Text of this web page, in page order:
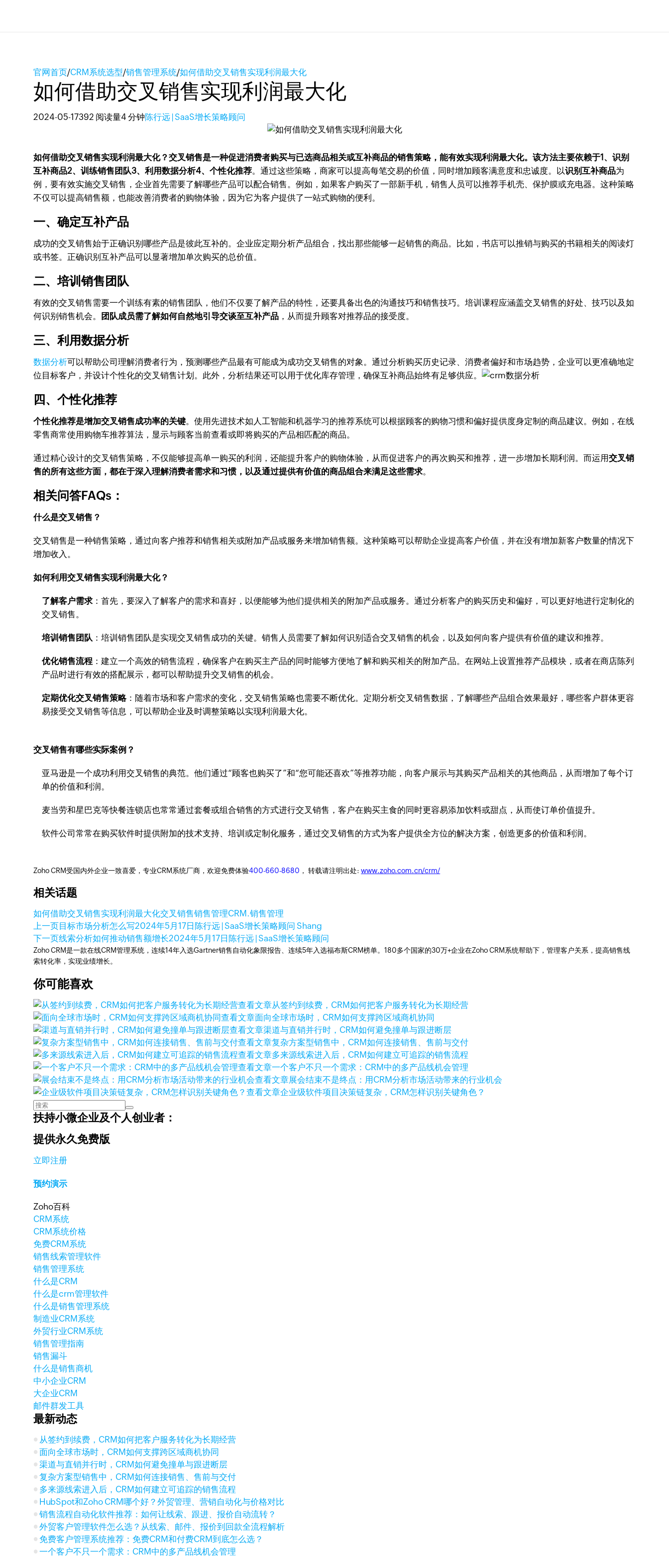
官网首页/CRM系统选型/销售管理系统/如何借助交叉销售实现利润最大化
如何借助交叉销售实现利润最大化
2024-05-17392 阅读量4 分钟陈行远 | SaaS增长策略顾问
如何借助交叉销售实现利润最大化？交叉销售是一种促进消费者购买与已选商品相关或互补商品的销售策略，能有效实现利润最大化。该方法主要依赖于1、识别
互补商品2、训练销售团队3、利用数据分析4、个性化推荐。通过这些策略，商家可以提高每笔交易的价值，同时增加顾客满意度和忠诚度。以识别互补商品为
例，要有效实施交叉销售，企业首先需要了解哪些产品可以配合销售。例如，如果客户购买了一部新手机，销售人员可以推荐手机壳、保护膜或充电器。这种策略
不仅可以提高销售额，也能改善消费者的购物体验，因为它为客户提供了一站式购物的便利。
一、确定互补产品
成功的交叉销售始于正确识别哪些产品是彼此互补的。企业应定期分析产品组合，找出那些能够一起销售的商品。比如，书店可以推销与购买的书籍相关的阅读灯
或书签。正确识别互补产品可以显著增加单次购买的总价值。
二、培训销售团队
有效的交叉销售需要一个训练有素的销售团队，他们不仅要了解产品的特性，还要具备出色的沟通技巧和销售技巧。培训课程应涵盖交叉销售的好处、技巧以及如
何识别销售机会。
团队成员需了解如何自然地引导交谈至互补产品 ，从而提升顾客对推荐品的接受度。
三、利用数据分析
数据分析可以帮助公司理解消费者行为，预测哪些产品最有可能成为成功交叉销售的对象。通过分析购买历史记录、消费者偏好和市场趋势，企业可以更准确地定
位目标客户，并设计个性化的交叉销售计划。此外，分析结果还可以用于优化库存管理，确保互补商品始终有足够供应。
四、个性化推荐
个性化推荐是增加交叉销售成功率的关键。使用先进技术如人工智能和机器学习的推荐系统可以根据顾客的购物习惯和偏好提供度身定制的商品建议。例如，在线
零售商常使用购物车推荐算法，显示与顾客当前查看或即将购买的产品相匹配的商品。
通过精心设计的交叉销售策略，不仅能够提高单一购买的利润，还能提升客户的购物体验，从而促进客户的再次购买和推荐，进一步增加长期利润。而运用交叉销
售的所有这些方面，都在于深入理解消费者需求和习惯，以及通过提供有价值的商品组合来满足这些需求。
相关问答FAQs：
什么是交叉销售？
交叉销售是一种销售策略，通过向客户推荐和销售相关或附加产品或服务来增加销售额。这种策略可以帮助企业提高客户价值，并在没有增加新客户数量的情况下
增加收入。
如何利用交叉销售实现利润最大化？
了解客户需求：首先，要深入了解客户的需求和喜好，以便能够为他们提供相关的附加产品或服务。通过分析客户的购买历史和偏好，可以更好地进行定制化的
交叉销售。
培训销售团队 ：培训销售团队是实现交叉销售成功的关键。销售人员需要了解如何识别适合交叉销售的机会，以及如何向客户提供有价值的建议和推荐。
优化销售流程 ：建立一个高效的销售流程，确保客户在购买主产品的同时能够方便地了解和购买相关的附加产品。在网站上设置推荐产品模块，或者在商店陈列
产品时进行有效的搭配展示，都可以帮助提升交叉销售的机会。
定期优化交叉销售策略：随着市场和客户需求的变化，交叉销售策略也需要不断优化。定期分析交叉销售数据，了解哪些产品组合效果最好，哪些客户群体更容
易接受交叉销售等信息，可以帮助企业及时调整策略以实现利润最大化。
交叉销售有哪些实际案例？
亚马逊是一个成功利用交叉销售的典范。他们通过“顾客也购买了”和“您可能还喜欢”等推荐功能，向客户展示与其购买产品相关的其他商品，从而增加了每个订
单的价值和利润。
麦当劳和星巴克等快餐连锁店也常常通过套餐或组合销售的方式进行交叉销售，客户在购买主食的同时更容易添加饮料或甜点，从而使订单价值提升。
软件公司常常在购买软件时提供附加的技术支持、培训或定制化服务，通过交叉销售的方式为客户提供全方位的解决方案，创造更多的价值和利润。
Zoho CRM受国内外企业一致喜爱，专业CRM系统厂商，欢迎免费体验400-660-8680 ， 转载请注明出处:www.zoho.com.cn/crm/
相关话题
如何借助交叉销售实现利润最大化交叉销售销售管理CRM.销售管理
上一页目标市场分析怎么写2024年5月17日 陈行远 | SaaS增长策略顾问 Shang
下一页线索分析如何推动销售额增长2024年5月17日 陈行远 | SaaS增长策略顾问
Zoho CRM是一款在线CRM管理系统，连续14年入选Gartner销售自动化象限报告、连续5年入选福布斯CRM榜单。180多个国家的30万+企业在Zoho CRM系统帮助下，管理客户关系，提高销售线
索转化率，实现业绩增长。
你可能喜欢
查看文章从签约到续费，CRM如何把客户服务转化为长期经营
查看文章面向全球市场时，CRM如何支撑跨区域商机协同
查看文章渠道与直销并行时，CRM如何避免撞单与跟进断层
查看文章复杂方案型销售中，CRM如何连接销售、售前与交付
查看文章多来源线索进入后，CRM如何建立可追踪的销售流程
查看文章一个客户不只一个需求：CRM中的多产品线机会管理
查看文章展会结束不是终点：用CRM分析市场活动带来的行业机会
查看文章企业级软件项目决策链复杂，CRM怎样识别关键角色？
扶持小微企业及个人创业者：
提供永久免费版
立即注册
预约演示
Zoho百科
CRM系统
CRM系统价格
免费CRM系统
销售线索管理软件
销售管理系统
什么是CRM
什么是crm管理软件
什么是销售管理系统
制造业CRM系统
外贸行业CRM系统
销售管理指南
销售漏斗
什么是销售商机
中小企业CRM
大企业CRM
邮件群发工具
最新动态
从签约到续费，CRM如何把客户服务转化为长期经营
面向全球市场时，CRM如何支撑跨区域商机协同
渠道与直销并行时，CRM如何避免撞单与跟进断层
复杂方案型销售中，CRM如何连接销售、售前与交付
多来源线索进入后，CRM如何建立可追踪的销售流程
HubSpot和Zoho CRM哪个好？外贸管理、营销自动化与价格对比
销售流程自动化软件推荐：如何让线索、跟进、报价自动流转？
外贸客户管理软件怎么选？从线索、邮件、报价到回款全流程解析
免费客户管理系统推荐：免费CRM和付费CRM到底怎么选？
一个客户不只一个需求：CRM中的多产品线机会管理